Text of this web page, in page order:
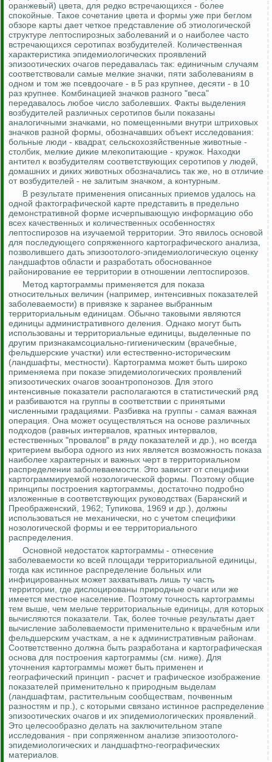
оранжевый) цвета, для редко встречающихся - более
спокойные. Такое сочетание цвета и формы уже при беглом
обзоре карты дает четкое представление об этиологической
структуре лептоспирозных заболеваний и о наиболее часто
встречающихся серотипах возбудителей. Количественная
характеристика эпидемиологических проявлений
эпизоотических очагов передавалась так: единичным случаям
соответствовали самые мелкие значки, пяти заболеваниям в
одном и том же псевдоочаге - в 5 раз крупнее, десяти - в 10
раз крупнее. Комбинацией значков разного "веса"
передавалось любое число заболевших. Факты выделения
возбудителей различных серотипов были показаны
аналогичными значками, но помещенными внутри штриховых
значков разной формы, обозначавших объект исследования:
больные люди - квадрат, сельскохозяйственные животные -
столбик, мелкие дикие млекопитающие - кружок. Находки
антител к возбудителям соответствующих серотипов у людей,
домашних и диких животных обозначались так же, но в отличие
от возбудителей - не залитым значком, а контурным.
В результате применения описанных приемов удалось на
одной фактографической карте представить в предельно
демонстративной форме исчерпывающую информацию обо
всех качественных и количественных особенностях
лептоспирозов на изучаемой территории. Это явилось основой
для последующего сопряженного картографического анализа,
позволившего дать эпизоотолого-эпидемиологическую оценку
ландшафтов области и разработать обоснованное
районирование ее территории в отношении лептоспирозов.
Метод картограммы применяется для показа
относительных величин (например, интенсивных показателей
заболеваемости) в привязке к заранее выбранным
территориальным единицам. Обычно таковыми являются
единицы административного деления. Однако могут быть
использованы и территориальные единицы, выделенные по
другим признакамсоциально-гигиеническим (врачебные,
фельдшерские участки) или естественно-историческим
(ландшафты, местности). Картограмма может быть широко
применяема при показе эпидемиологических проявлений
эпизоотических очагов зооантропонозов. Для этого
интенсивные показатели располагаются в статистический ряд
и разбиваются на группы в соответствии с принятыми
численными градациями. Разбивка на группы - самая важная
операция. Она может осуществляться на основе различных
подходов (равных интервалов, кратных интервалов,
естественных "провалов" в ряду показателей и др.), но всегда
критерием выбора одного из них является возможность показа
наиболее характерных и важных черт в территориальном
распределении заболеваемости. Это зависит от специфики
картограммируемой нозологической формы. Поэтому общие
принципы построения картограммы, достаточно подробно
изложенные в соответствующих руководствах (Баранский и
Преображенский, 1962; Тупикова, 1969 и др.), должны
использоваться не механически, но с учетом специфики
нозологической формы и ее территориального
распределения.
Основной недостаток картограммы - отнесение
заболеваемости ко всей площади территориальной единицы,
тогда как истинное распределение больных или
инфицированных может захватывать лишь ту часть
территории, где дислоцированы природные очаги или же
имеется местное население. Поэтому точность картограммы
тем выше, чем мельче территориальные единицы, для которых
вычисляются показатели. Так, более точные результаты дает
вычисление заболеваемости применительно к врачебным или
фельдшерским участкам, а не к административным районам.
Соответственно должна быть разработана и картографическая
основа для построения картограммы (см. ниже). Для
уточнения картограммы может быть применен и
географический принцип - расчет и графическое изображение
показателей применительно к природным выделам
(ландшафтам, растительным сообществам, почвенным
разностям и пр.), с которыми связано истинное распределение
эпизоотических очагов и их эпидемиологических проявлений.
Это целесообразно делать на заключительном этапе
исследования - при сопряженном анализе эпизоотолого-
эпидемиологических и ландшафтно-географических
материалов.